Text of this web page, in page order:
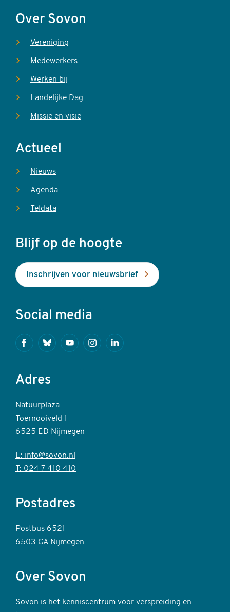
Over Sovon
Vereniging
Medewerkers
Werken bij
Landelijke Dag
Missie en visie
Actueel
Nieuws
Agenda
Teldata
Blijf op de hoogte
Inschrijven voor nieuwsbrief
Social media
FacebookBlueskyYoutubeInstagramLinkedin
Adres
Natuurplaza
Toernooiveld 1
6525 ED Nijmegen
E: info@sovon.nl
T: 024 7 410 410
Postadres
Postbus 6521
6503 GA Nijmegen
Over Sovon
Sovon is het kenniscentrum voor verspreiding en